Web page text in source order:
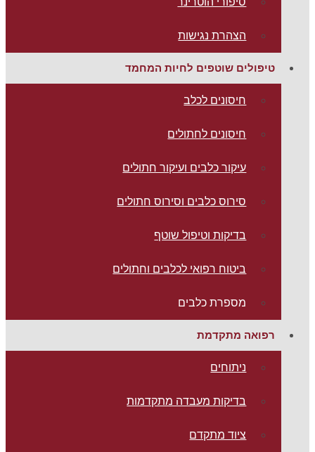
הצהרת נגישות
טיפולים שוטפים לחיות המחמד
חיסונים לכלב
חיסונים לחתולים
עיקור כלבים ועיקור חתולים
סירוס כלבים וסירוס חתולים
בדיקות וטיפול שוטף
ביטוח רפואי לכלבים וחתולים
מספרת כלבים
רפואה מתקדמת
ניתוחים
בדיקות מעבדה מתקדמות
ציוד מתקדם